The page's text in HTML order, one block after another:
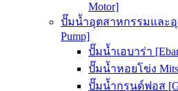
Motor]
ปั๊มน้ำอุตสาหกรรมและอุ
Pump]
ปั๊มน้ำเอบาร่า
ปั๊มน้ำหอยโข่ง
ปั๊มน้ำกรุนด์ฟอส